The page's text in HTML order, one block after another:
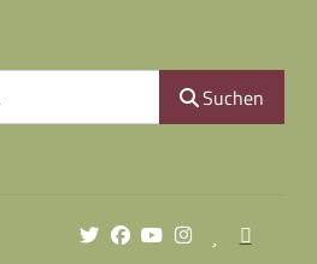
Suchen